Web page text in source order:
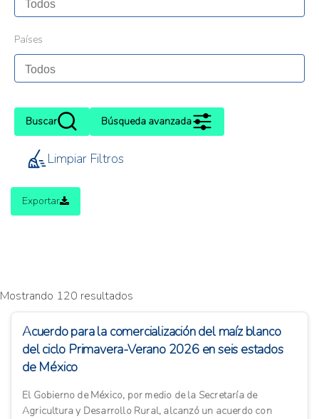
Países
Buscar Búsqueda avanzada
Limpiar Filtros
Exportar
Mostrando 120 resultados
Acuerdo para la comercialización del maíz blanco
del ciclo Primavera-Verano 2026 en seis estados
de México
El Gobierno de México, por medio de la Secretaría de
Agricultura y Desarrollo Rural, alcanzó un acuerdo con